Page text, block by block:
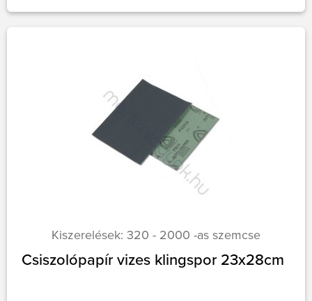
Kiszerelések: 320 - 2000 -as szemcse
Csiszolópapír vizes klingspor 23x28cm